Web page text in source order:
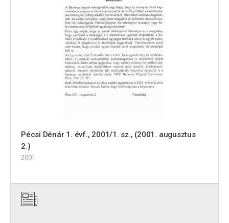
Pécsi Dénár 1. évf., 2001/1. sz., (2001. augusztus
2.)
2001